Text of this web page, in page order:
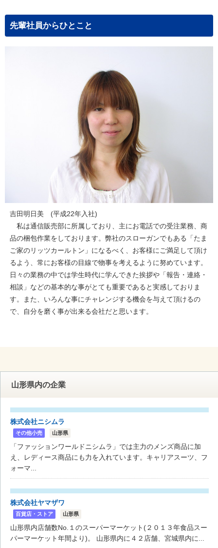
先輩社員からひとこと
吉田明日美 (平成22年入社)
私は通信販売部に所属しており、主にお電話での受注業務、商
品の梱包作業をしております。弊社のスローガンでもある「たま
ご家のリッツカールトン」になるべく、お客様にご満足して頂け
るよう、常にお客様の目線で物事を考えるように努めています。
日々の業務の中では学生時代に学んできた挨拶や「報告・連絡・
相談」などの基本的な事がとても重要であると実感しておりま
す。また、いろんな事にチャレンジする機会を与えて頂けるの
で、自分を磨く事が出来る会社だと思います。
山形県内の企業
株式会社ニシムラ
その他小売 山形県
「ファッションワールドニシムラ」では主力のメンズ商品に加
え、レディース商品にも力を入れています。キャリアスーツ、フ
ォーマ...
株式会社ヤマザワ
百貨店・ストア 山形県
山形県内店舗数No.１のスーパーマーケット(２０１３年食品スー
パーマーケット年間より)。 山形県内に４２店舗、宮城県内に...